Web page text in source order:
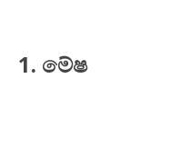
1. මේෂ